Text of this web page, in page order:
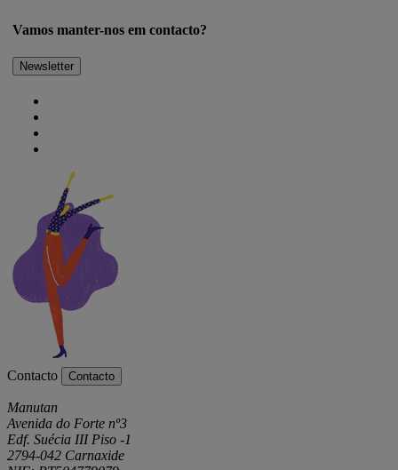
Vamos manter-nos em contacto?
Newsletter
Contacto Contacto
Manutan
Avenida do Forte nº3
Edf. Suécia III Piso -1
2794-042 Carnaxide